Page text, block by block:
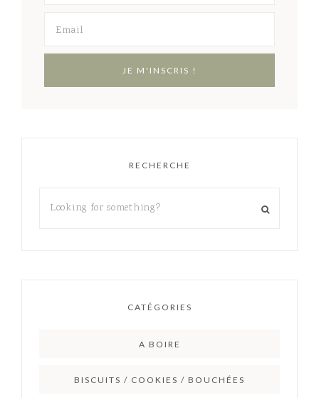
RECHERCHE
CATÉGORIES
A BOIRE
BISCUITS / COOKIES / BOUCHÉES